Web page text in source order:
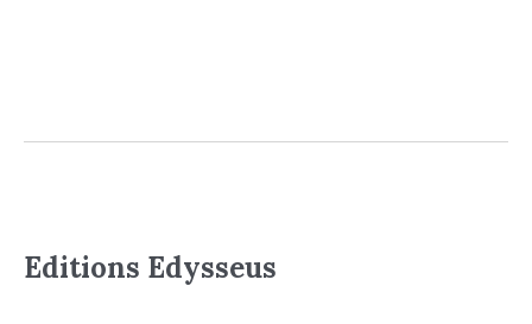
Editions Edysseus